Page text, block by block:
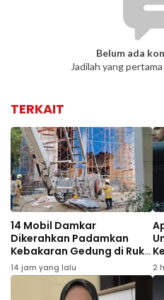
Belum ada
Jadilah yang
TERKAIT
14 Mobil Damkar
Dikerahkan Padamkan
Kebakaran Gedung di Ruko
Central Cikini
14 jam yang lalu 2